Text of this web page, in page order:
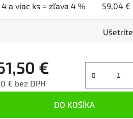
4 a viac ks = zľava 4 % 59,04 €
Ušetríte
€
€ bez DPH
DO KOŠÍKA